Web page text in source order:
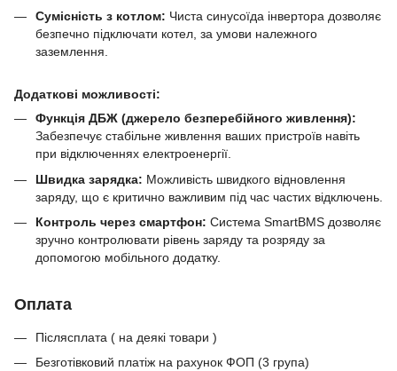
Сумісність з котлом: Чиста синусоїда інвертора дозволяє
безпечно підключати котел, за умови належного
заземлення.
Додаткові можливості:
Функція ДБЖ (джерело безперебійного живлення):
Забезпечує стабільне живлення ваших пристроїв навіть
при відключеннях електроенергії.
Швидка зарядка: Можливість швидкого відновлення
заряду, що є критично важливим під час частих відключень.
Контроль через смартфон: Система SmartBMS дозволяє
зручно контролювати рівень заряду та розряду за
допомогою мобільного додатку.
Оплата
Післясплата ( на деякі товари )
Безготівковий платіж на рахунок ФОП (3 група)